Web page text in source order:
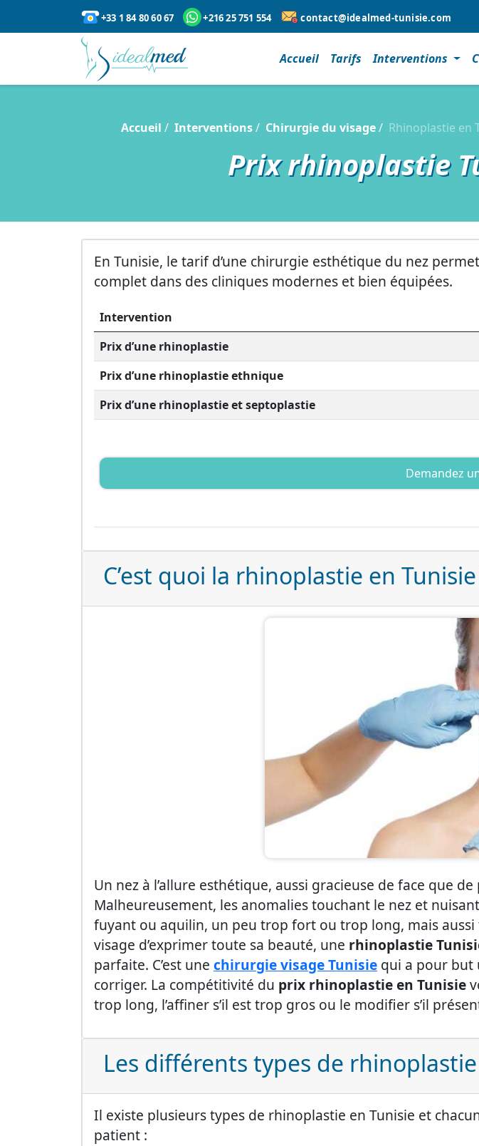
+33 1 84 80 60 67 +216 25 751 554 contact@idealmed-tunisie.com
Accueil Tarifs Interventions
Accueil Interventions Chirurgie du visage Rhinoplastie en
Prix rhinoplastie
En Tunisie, le tarif d’une chirurgie esthétique du nez
complet dans des cliniques modernes et bien équipées.
Intervention
Prix d’une rhinoplastie
Prix d’une rhinoplastie ethnique
Prix d’une rhinoplastie et septoplastie
Demandez
C’est quoi la rhinoplastie en Tunisie
Un nez à l’allure esthétique, aussi gracieuse de face que
Malheureusement, les anomalies touchant le nez et
fuyant ou aquilin, un peu trop fort ou trop long, mais
visage d’exprimer toute sa beauté, une rhinoplastie
parfaite. C’est une chirurgie visage Tunisie qui a pour but
corriger. La compétitivité du prix rhinoplastie en Tunisie
trop long, l’affiner s’il est trop gros ou le modifier s’il
Les différents types de rhinoplastie
Il existe plusieurs types de rhinoplastie en Tunisie et
patient :